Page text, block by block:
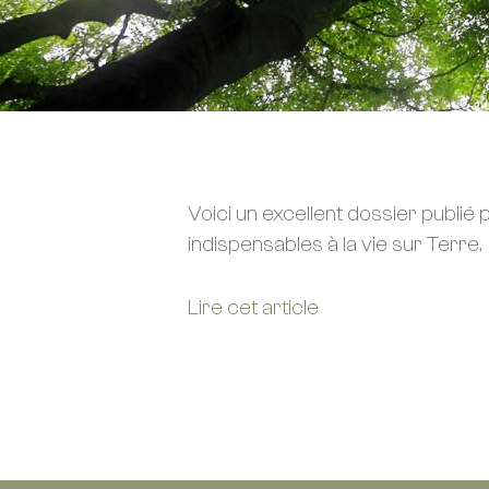
Voici un excellent dossier publié
indispensables à la vie sur Terre.
Lire cet article